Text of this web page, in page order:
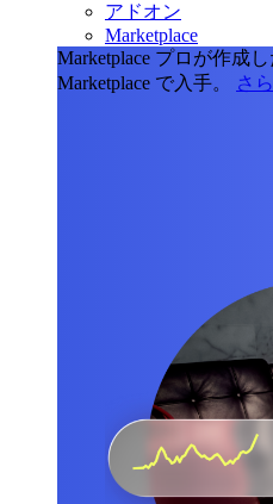
アドオン
Marketplace
Marketplace プロが作成
Marketplace で入手。
さ